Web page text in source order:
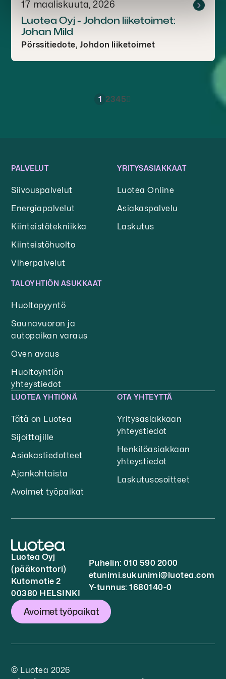
17 maaliskuuta, 2026
Luotea Oyj - Johdon liiketoimet:
Johan Mild
Pörssitiedote, Johdon liiketoimet
1 2345
PALVELUT
Siivouspalvelut
Energiapalvelut
Kiinteistötekniikka
Kiinteistöhuolto
Viherpalvelut
YRITYSASIAKKAAT
Luotea Online
Asiakaspalvelu
Laskutus
TALOYHTIÖN ASUKKAAT
Huoltopyyntö
Saunavuoron ja
autopaikan varaus
Oven avaus
Huoltoyhtiön
yhteystiedot
LUOTEA YHTIÖNÄ
Tätä on Luotea
Sijoittajille
Asiakastiedotteet
Ajankohtaista
Avoimet työpaikat
OTA YHTEYTTÄ
Yritysasiakkaan
yhteystiedot
Henkilöasiakkaan
yhteystiedot
Laskutusosoitteet
Luotea Oyj
(pääkonttori)
Kutomotie 2
00380 HELSINKI
Puhelin: 010 590 2000
etunimi.sukunimi@luotea.com
Y-tunnus: 1680140-0
Avoimet työpaikat
© Luotea 2026